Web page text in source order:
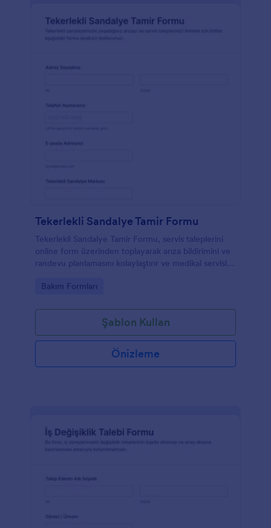
Tekerlekli Sandalye Tamir Formu
Tekerlekli Sandalye Tamir Formu, servis taleplerini
online form üzerinden toplayarak arıza bildirimini ve
randevu planlamasını kolaylaştırır ve medikal servisler
Go to Category:
Bakım Formları
Şablon Kullan
Önizleme